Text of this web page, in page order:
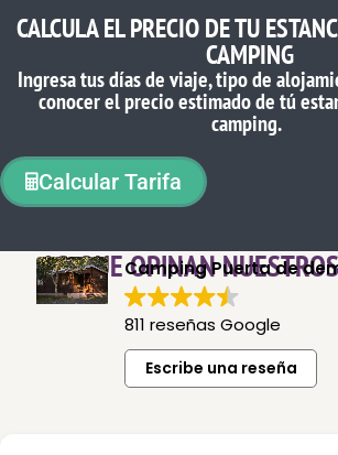
CALCULA EL PRECIO DE TU
CAMPING
Ingresa tus días de viaje, tipo de
conocer el precio estimado de tú
camping.
Calcular Tarifa
LO QUE OPINAN
Camping Puerta de
811 reseñas Google
Escribe una reseña